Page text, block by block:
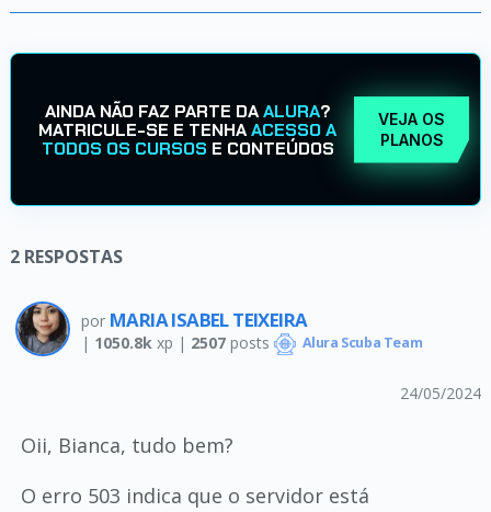
AINDA NÃO FAZ PARTE DAALURA?
MATRICULE-SE E TENHAACESSO A
TODOS OS CURSOS E CONTEÚDOS
VEJA OS
PLANOS
2 RESPOSTAS
por MARIA ISABEL TEIXEIRA
| 1050.8k xp | 2507posts Alura Scuba Team
24/05/2024
Oii, Bianca, tudo bem?
O erro 503 indica que o servidor está